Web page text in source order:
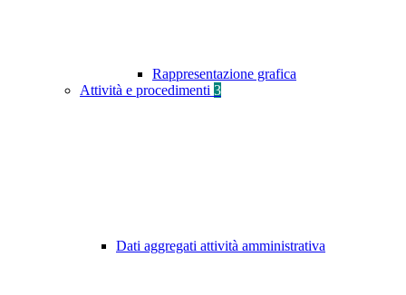
Rappresentazione grafica
Attività e procedimenti 3
Dati aggregati attività amministrativa